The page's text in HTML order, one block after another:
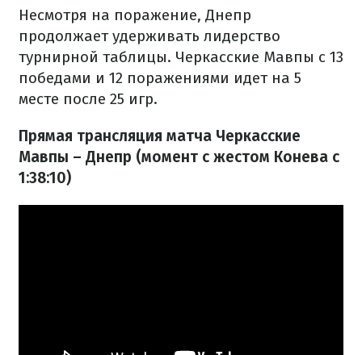
Несмотря на поражение, Днепр
продолжает удерживать лидерство
турнирной таблицы. Черкасские Мавпы с 13
победами и 12 поражениями идет на 5
месте после 25 игр.
Прямая трансляция матча Черкасские
Мавпы – Днепр (момент с жестом Конева с
1:38:10)